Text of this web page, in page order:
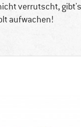
verrutscht,
aufwachen!